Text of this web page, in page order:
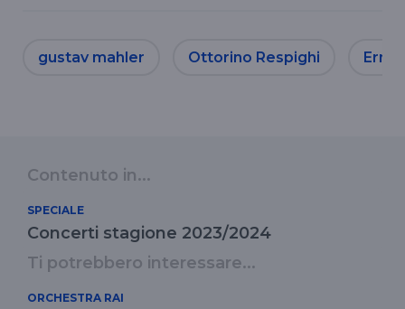
gustav mahler Ottorino Respighi
Contenuto in...
SPECIALE
Concerti stagione 2023/2024
Ti potrebbero interessare...
ORCHESTRA RAI